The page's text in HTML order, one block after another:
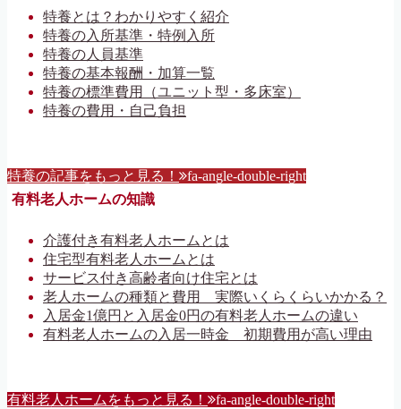
特養とは？わかりやすく紹介
特養の入所基準・特例入所
特養の人員基準
特養の基本報酬・加算一覧
特養の標準費用（ユニット型・多床室）
特養の費用・自己負担
特養の記事をもっと見る！ fa-angle-double-right
有料老人ホームの知識
介護付き有料老人ホームとは
住宅型有料老人ホームとは
サービス付き高齢者向け住宅とは
老人ホームの種類と費用 実際いくらくらいかかる？
入居金1億円と入居金0円の有料老人ホームの違い
有料老人ホームの入居一時金 初期費用が高い理由
有料老人ホームをもっと見る！ fa-angle-double-right